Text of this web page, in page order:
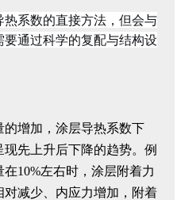
系数的直接方法，但会与
通过科学的复配与结构设
增加，涂层导热系数下
先上升后下降的趋势。例
10%左右时，涂层附着力
减少、内应力增加，附着